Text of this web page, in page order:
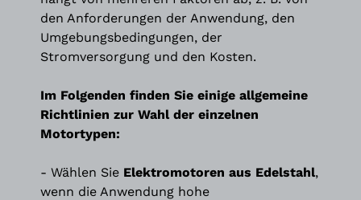
den Anforderungen der Anwendung, den
Umgebungsbedingungen, der
Stromversorgung und den Kosten.
Im Folgenden finden Sie einige allgemeine
Richtlinien zur Wahl der einzelnen
Motortypen:
- Wählen Sie Elektromotoren aus Edelstahl,
wenn die Anwendung hohe